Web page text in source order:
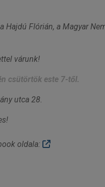
Hajdú Flórián, a Magyar
várunk!
csütörtök este 7-től.
utca 28.
oldala: